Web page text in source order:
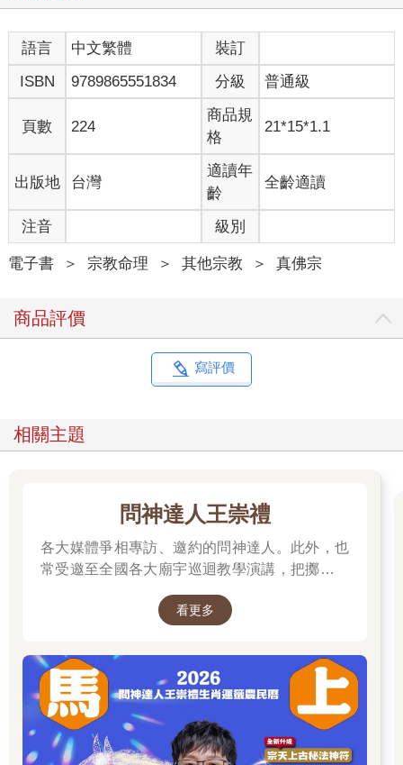
語言 中文繁體
裝訂
ISBN
9789865551834 分級 普通級
頁數 224
商品規
格
21*15*1.1
出版地 台灣
適讀年
齡
全齡適讀
注音 級別
電子書 ＞ 宗教命理 ＞ 其他宗教 ＞ 真佛宗
商品評價
寫評價
相關主題
問神達人王崇禮
各大媒體爭相專訪、邀約的問神達人。此外，也
常受邀至全國各大廟宇巡迴教學演講，把擲筊、
看更多